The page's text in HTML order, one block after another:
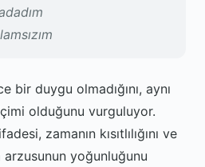
bir duygu olmadığını, aynı
olduğunu vurguluyor.
zamanın kısıtlılığını ve
arzusunun yoğunluğunu